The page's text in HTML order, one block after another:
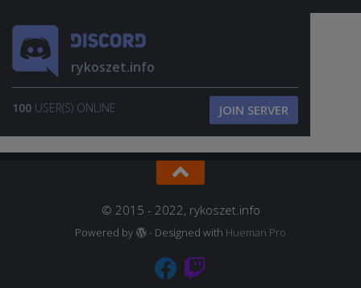
rykoszet.info
100 USER(S) ONLINE JOIN SERVER
© 2015 - 2022, rykoszet.info
Powered by - Designed with Hueman Pro